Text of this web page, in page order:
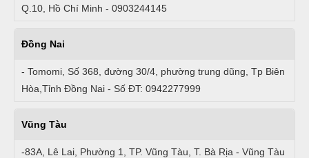
Q.10, Hồ Chí Minh - 0903244145
Đồng Nai
- Tomomi, Số 368, đường 30/4, phường trung dũng, Tp Biên
Hòa,Tỉnh Đồng Nai - Số ĐT: 0942277999
Vũng Tàu
-83A, Lê Lai, Phường 1, TP. Vũng Tàu, T. Bà Rịa - Vũng Tàu